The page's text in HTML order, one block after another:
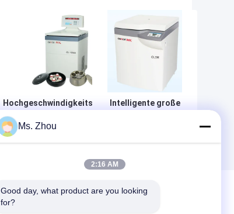
Hochgeschwindigkeitsenergie
der blutbank-Zentrifugen-GL-
10MD 5.5kW für Laboranalyse
Intelligente große
Ms. Zhou
2:16 AM
Good day, what product are you looking
for?